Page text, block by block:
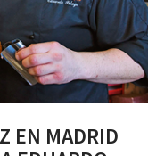
EN MADRID